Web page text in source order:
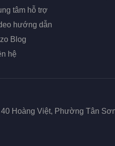
tâm hỗ trợ
hướng dẫn
Blog
hệ
Hoàng Việt, Phường Tân